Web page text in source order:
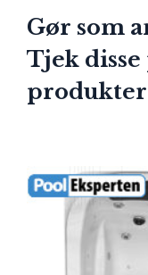
Gør som
Tjek